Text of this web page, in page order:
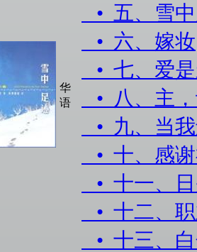
华
语
• 五、雪
• 六、嫁妆
• 七、爱
• 八、主
• 九、当
• 十、感
• 十一、
• 十二、
• 十三、